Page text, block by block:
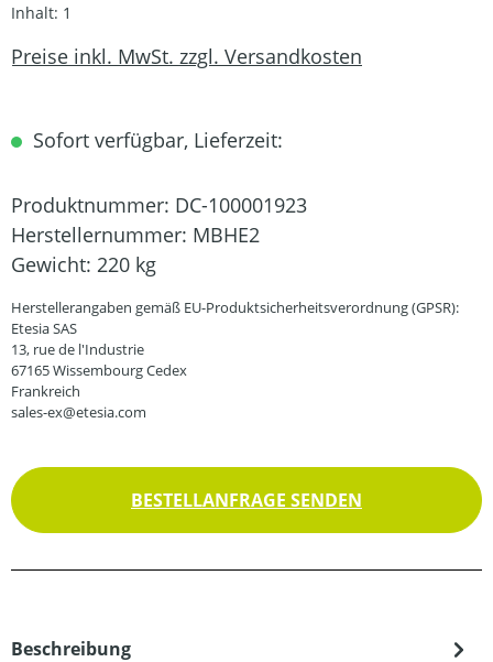
Inhalt: 1
Preise inkl. MwSt. zzgl. Versandkosten
Sofort verfügbar, Lieferzeit:
Produktnummer: DC-100001923
Herstellernummer: MBHE2
Gewicht: 220 kg
Herstellerangaben gemäß EU-Produktsicherheitsverordnung (GPSR):
Etesia SAS
13, rue de l'Industrie
67165 Wissembourg Cedex
Frankreich
sales-ex@etesia.com
BESTELLANFRAGE SENDEN
Beschreibung